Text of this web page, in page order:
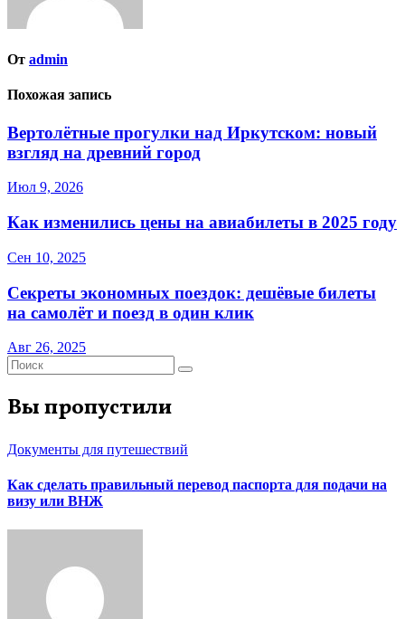
От admin
Похожая запись
Вертолётные прогулки над Иркутском: новый
взгляд на древний город
Июл 9, 2026
Как изменились цены на авиабилеты в 2025 году
Сен 10, 2025
Секреты экономных поездок: дешёвые билеты
на самолёт и поезд в один клик
Авг 26, 2025
Вы пропустили
Документы для путешествий
Как сделать правильный перевод паспорта для подачи на
визу или ВНЖ